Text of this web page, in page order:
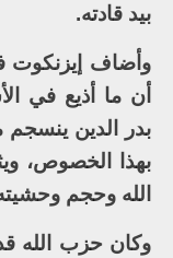
بيد قادته.
وأضاف إيزنكوت
أن ما أذيع في
بدر الدين ينسجم
بهذا الخصوص،
الله وحجم
وكان حزب الله